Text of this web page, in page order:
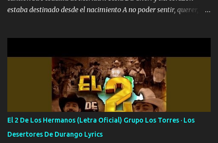
estaba destinado desde el nacimiento A no poder sentir, querer,
algunas que no lo entiendan Porque ahora soy su pesadilla, lo sé
Soy yo la octava maravilla, no lo niegues Tengo de rodillas a otras
cien Y por más que quieran no me detienen Soy yo la mente que
más brilla, lo ves Pa' mi la vida es tan sencilla No lo entenderías en
tu vida, y está bien Porque lo que tengo nadie lo tiene Una me está
escribiendo y la otra me va a llamar Quiere que vaya a verla y que
la invite a cenar Otras más me están pidiendo que las saque a
bailar Pero es que tengo un par de conciertos más que llenar Se
El 2 De Los Hermanos (Letra Oficial) Grupo Los Torres · Los
Desertores De Durango Lyrics